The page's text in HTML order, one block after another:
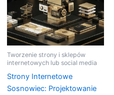
Tworzenie strony i sklepów
internetowych lub social media
Strony Internetowe
Sosnowiec: Projektowanie